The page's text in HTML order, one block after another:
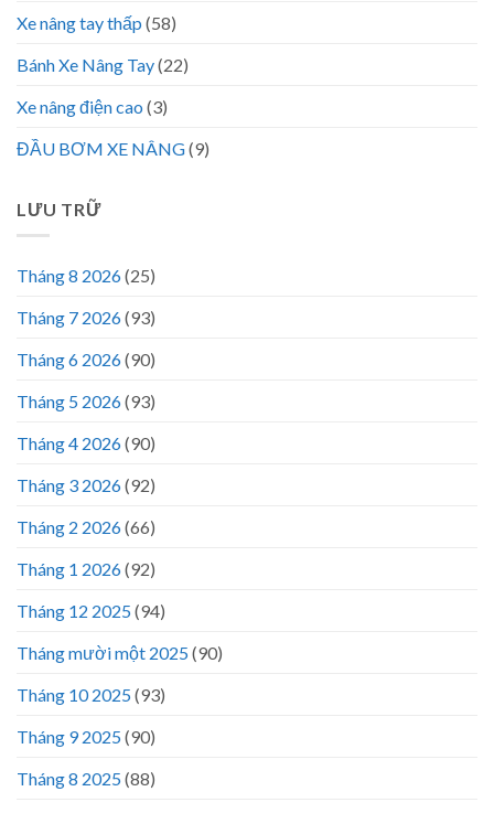
Xe nâng tay thấp (58)
Bánh Xe Nâng Tay(22)
Xe nâng điện cao (3)
ĐẦU BƠM XE NÂNG(9)
LƯU TRỮ
Tháng 8 2026(25)
Tháng 7 2026(93)
Tháng 6 2026(90)
Tháng 5 2026(93)
Tháng 4 2026(90)
Tháng 3 2026(92)
Tháng 2 2026(66)
Tháng 1 2026(92)
Tháng 12 2025(94)
Tháng mười một 2025(90)
Tháng 10 2025(93)
Tháng 9 2025(90)
Tháng 8 2025(88)